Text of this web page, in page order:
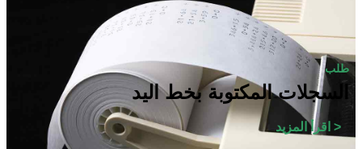
طلب
السجلات المكتوبة بخط اليد
اقرأ المزيد >